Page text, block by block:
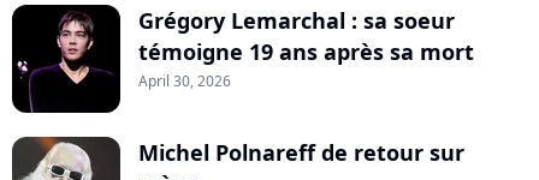
Grégory Lemarchal : sa soeur
témoigne 19 ans après sa mort
April 30, 2026
Michel Polnareff de retour sur